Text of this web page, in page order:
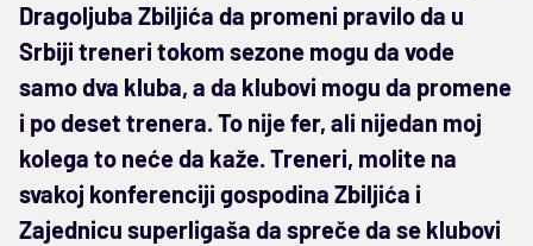
Dragoljuba Zbiljića da promeni pravilo da u
Srbiji treneri tokom sezone mogu da vode
samo dva kluba, a da klubovi mogu da promene
i po deset trenera. To nije fer, ali nijedan moj
kolega to neće da kaže. Treneri, molite na
svakoj konferenciji gospodina Zbiljića i
Zajednicu superligaša da spreče da se klubovi